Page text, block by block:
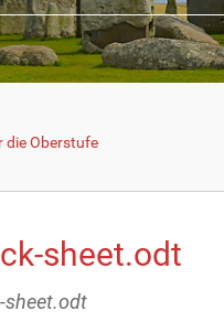
die Oberstufe
sheet.odt
sheet.odt